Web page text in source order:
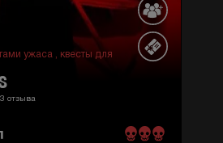
ужаса , квесты для
3 отзыва